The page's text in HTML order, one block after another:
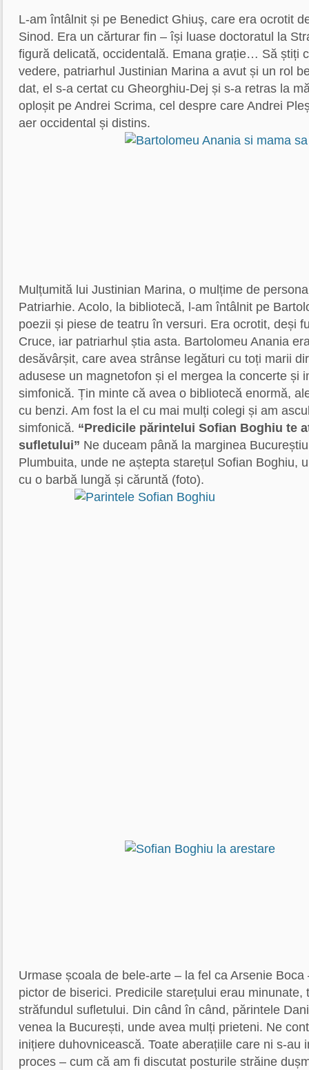
L-am întâlnit și pe Benedict Ghiuş, care era ocrotit
Sinod. Era un cărturar fin – își luase doctoratul la
figură delicată, occidentală. Emana grație… Să știți
vedere, patriarhul Justinian Marina a avut și un rol
dat, el s-a certat cu Gheorghiu-Dej și s-a retras la
oploșit pe Andrei Scrima, cel despre care Andrei
aer occidental și distins.
Mulțumită lui Justinian Marina, o mulțime de
Patriarhie. Acolo, la bibliotecă, l-am întâlnit pe
poezii și piese de teatru în versuri. Era ocrotit, deși
Cruce, iar patriarhul știa asta. Bartolomeu Anania
desăvârșit, care avea strânse legături cu toți marii
adusese un magnetofon și el mergea la concerte și
simfonică. Țin minte că avea o bibliotecă enormă,
cu benzi. Am fost la el cu mai mulți colegi și am
simfonică. “Predicile părintelui Sofian Boghiu te
sufletului” Ne duceam până la marginea
Plumbuita, unde ne aștepta starețul Sofian Boghiu,
cu o barbă lungă și căruntă (foto).
Urmase școala de bele-arte – la fel ca Arsenie
pictor de biserici. Predicile starețului erau minunate,
străfundul sufletului. Din când în când, părintele
venea la București, unde avea mulți prieteni. Ne
inițiere duhovnicească. Toate aberațiile care ni s-au
proces – cum că am fi discutat posturile străine